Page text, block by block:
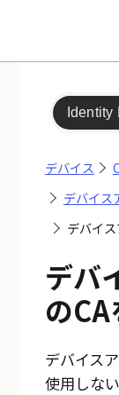
Identity
デバイス
デバイス
デバイ
デバ
の
デバイス
使用しな